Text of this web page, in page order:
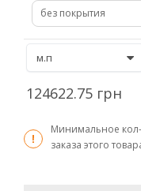
без покрытия
124622.75 грн
Минимальное
заказа этого